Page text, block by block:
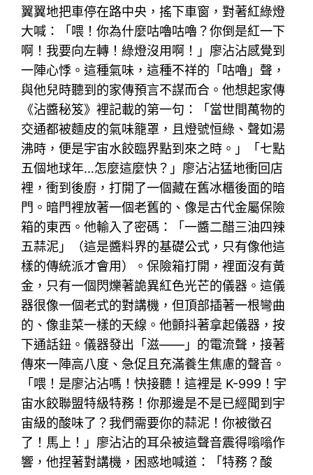
翼翼地把車停在路中央，搖下車窗，對著紅綠燈
大喊：「喂！你為什麼咕嚕咕嚕？你倒是紅一下
啊！我要向左轉！綠燈沒用啊！」廖沾沾感覺到
一陣心悸。這種氣味，這種不祥的「咕嚕」聲，
與他兒時聽到的家傳預言不謀而合。他想起家傳
《沾醬秘笈》裡記載的第一句：「當世間萬物的
交通都被麵皮的氣味籠罩，且燈號恒綠、聲如湯
沸時，便是宇宙水餃臨界點到來之時。」「七點
五個地球年…怎麼這麼快？」廖沾沾猛地衝回店
裡，衝到後廚，打開了一個藏在舊冰櫃後面的暗
門。暗門裡放著一個老舊的、像是古代金屬保險
箱的東西。他輸入了密碼：「一醬二醋三油四辣
五蒜泥」（這是醬料界的基礎公式，只有像他這
樣的傳統派才會用）。保險箱打開，裡面沒有黃
金，只有一個閃爍著詭異紅色光芒的儀器。這儀
器很像一個老式的對講機，但頂部插著一根彎曲
的、像韭菜一樣的天線。他顫抖著拿起儀器，按
下通話鈕。儀器發出「滋——」的電流聲，接著
傳來一陣高八度、急促且充滿養生焦慮的聲音。
「喂！是廖沾沾嗎！快接聽！這裡是 K-999！宇
宙水餃聯盟特級特務！你那邊是不是已經聞到宇
宙級的酸味了？我們需要你的蒜泥！你被徵召
了！馬上！」廖沾沾的耳朵被這聲音震得嗡嗡作
響，他捏著對講機，困惑地喊道：「特務？酸